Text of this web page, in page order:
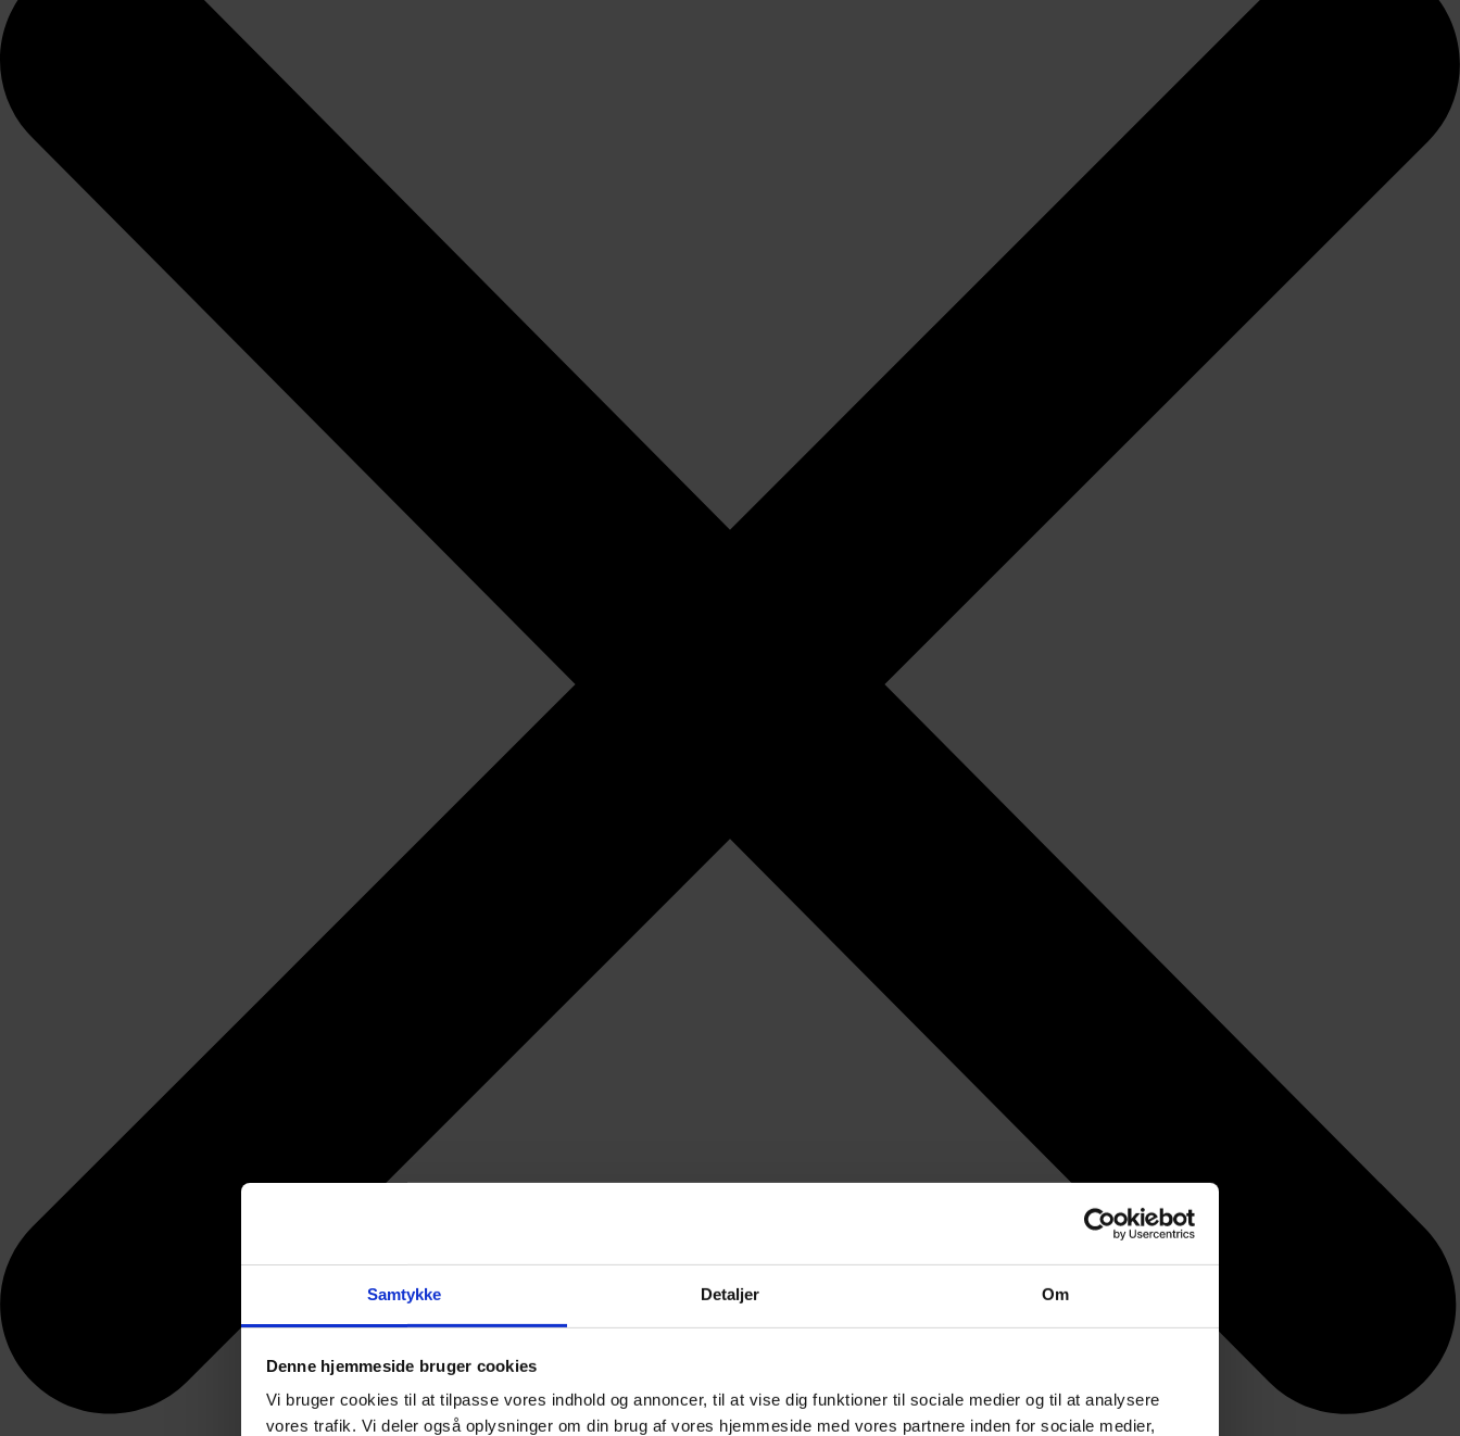
Samtykke Detaljer Om
Denne hjemmeside bruger cookies
Vi bruger cookies til at tilpasse vores indhold og annoncer, til at vise dig funktioner til sociale medier og til at analysere
vores trafik. Vi deler også oplysninger om din brug af vores hjemmeside med vores partnere inden for sociale medier,